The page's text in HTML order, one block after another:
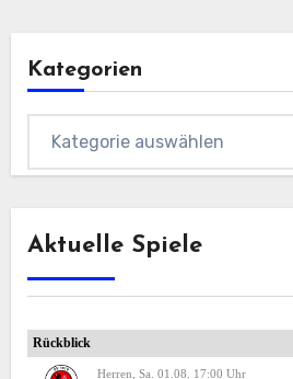
Kategorien
Aktuelle Spiele